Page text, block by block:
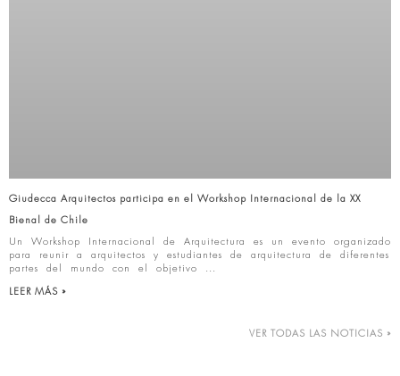
Giudecca Arquitectos participa en el Workshop Internacional de la XX
Bienal de Chile
Un Workshop Internacional de Arquitectura es un evento organizado
para reunir a arquitectos y estudiantes de arquitectura de diferentes
partes del mundo con el objetivo
LEER MÁS »
VER TODAS LAS NOTICIAS »